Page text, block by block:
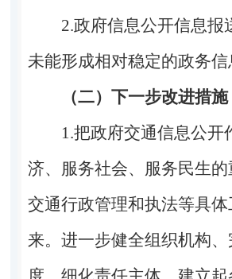
2.政府信息公开信息报
未能形成相对稳定的政务信
（二）下一步改进措施
1.把政府交通信息公开
济、服务社会、服务民生
交通行政管理和执法等具体
来。进一步健全组织机构、